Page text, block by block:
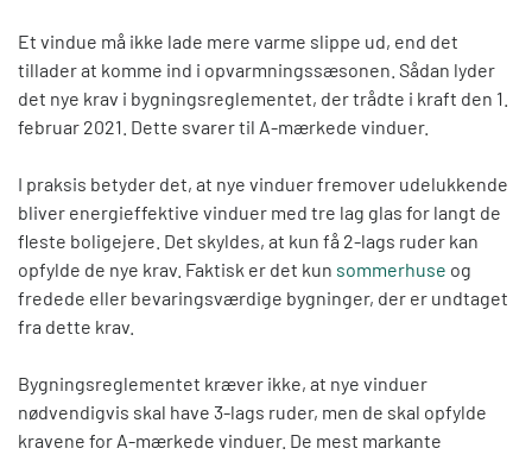
Et vindue må ikke lade mere varme slippe ud, end det
tillader at komme ind i opvarmningssæsonen. Sådan lyder
det nye krav i bygningsreglementet, der trådte i kraft den 1.
februar 2021. Dette svarer til A-mærkede vinduer.
I praksis betyder det, at nye vinduer fremover udelukkende
bliver energieffektive vinduer med tre lag glas for langt de
fleste boligejere. Det skyldes, at kun få 2-lags ruder kan
opfylde de nye krav. Faktisk er det kun sommerhuse og
fredede eller bevaringsværdige bygninger, der er undtaget
fra dette krav.
Bygningsreglementet kræver ikke, at nye vinduer
nødvendigvis skal have 3-lags ruder, men de skal opfylde
kravene for A-mærkede vinduer. De mest markante